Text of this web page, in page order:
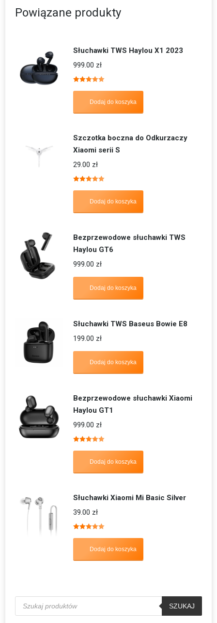
Powiązane produkty
Słuchawki TWS Haylou X1 2023
999.00 zł
Dodaj do koszyka
Szczotka boczna do Odkurzaczy
Xiaomi serii S
29.00 zł
Dodaj do koszyka
Bezprzewodowe słuchawki TWS
Haylou GT6
999.00 zł
Dodaj do koszyka
Słuchawki TWS Baseus Bowie E8
199.00 zł
Dodaj do koszyka
Bezprzewodowe słuchawki Xiaomi
Haylou GT1
999.00 zł
Dodaj do koszyka
Słuchawki Xiaomi Mi Basic Silver
39.00 zł
Dodaj do koszyka
Wyszukiwarka
produktów
SZUKAJ